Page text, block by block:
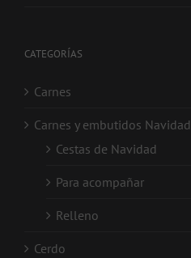
CATEGORÍAS
Carnes
Carnes y embutidos Navidad
Cestas de Navidad
Para acompañar
Relleno
Cerdo